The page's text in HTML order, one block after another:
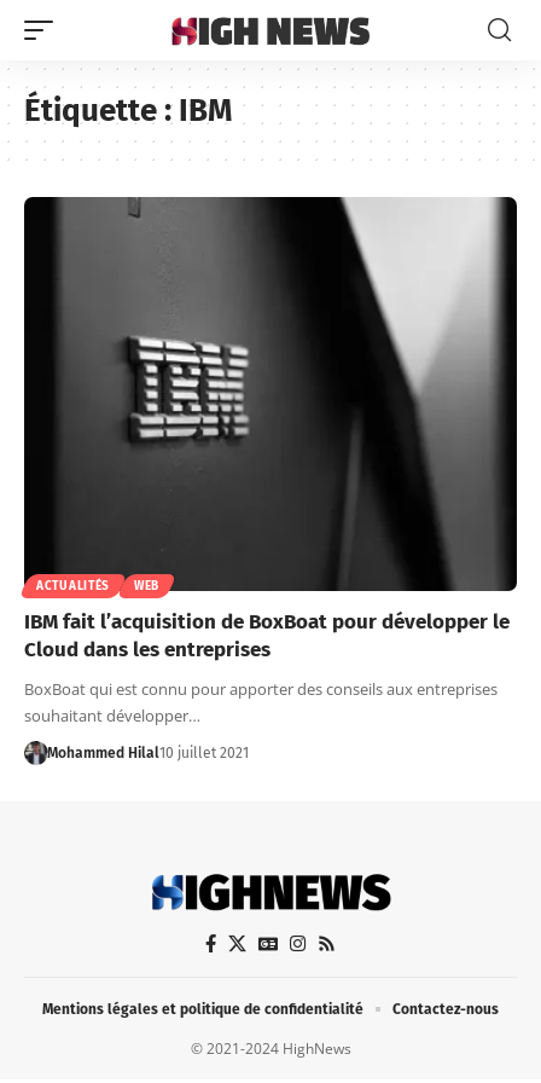
Étiquette :IBM
ACTUALITÉS WEB
IBM fait l’acquisition de BoxBoat pour développer le
Cloud dans les entreprises
BoxBoat qui est connu pour apporter des conseils aux entreprises
souhaitant développer…
Mohammed Hilal10 juillet 2021
© 2021-2024 HighNews
Mentions légales et politique de confidentialité Contactez-nous